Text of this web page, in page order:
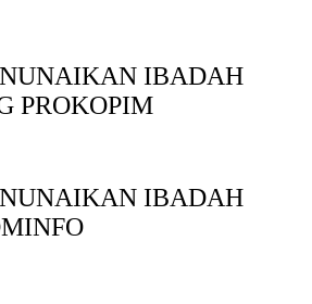
IBADAH
PROKOPIM
IBADAH